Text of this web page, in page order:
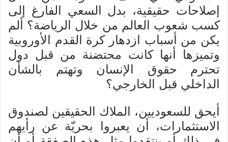
إصلاحات حقيقية، بدل السعي الفارغ إلى
كسب شعوب العالم من خلال الرياضة؟ ألم
يكن من أسباب ازدهار كرة القدم الأوروبية
وتميزها أنها كانت محتضنة من قبل دول
تحترم حقوق الإنسان وتهتم بالشأن
الداخلي قبل الخارجي؟
أيحق للسعوديين، الملاك الحقيقين لصندوق
الاستثمارات، أن يعبروا بحريّة عن رأيهم